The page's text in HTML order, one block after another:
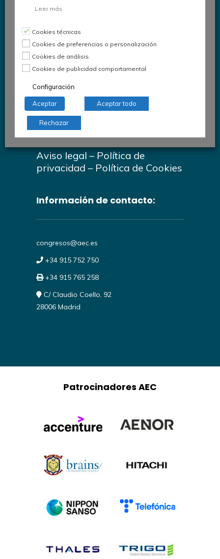
Congreso de Calidad en la
Organiza:Asociación Española
para la Calidad
Comité de Automoción
AEC © 2026
#30CongresoAutomociónAEC
Aviso legal – Política de
privacidad – Política de Cookies
Información de contacto:
congresos@aec.es
+34 915 752 750
+34 915 765 258
C/ Claudio Coello, 92
28006 Madrid
Patrocinadores AEC
Leer más
Cookies técnicas
Cookies de preferencias o personalización
Cookies de análisis
Cookies de publicidad comportamental
Configuración
Aceptar Aceptar todo
Rechazar